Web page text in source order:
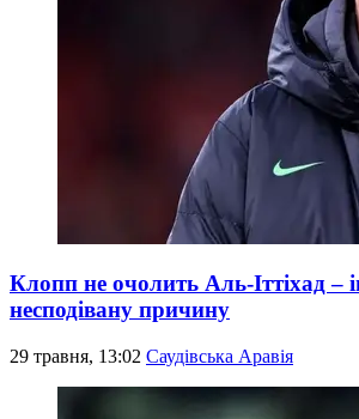
Клопп не очолить Аль-Іттіхад –
несподівану причину
29 травня, 13:02 Саудівська Аравія